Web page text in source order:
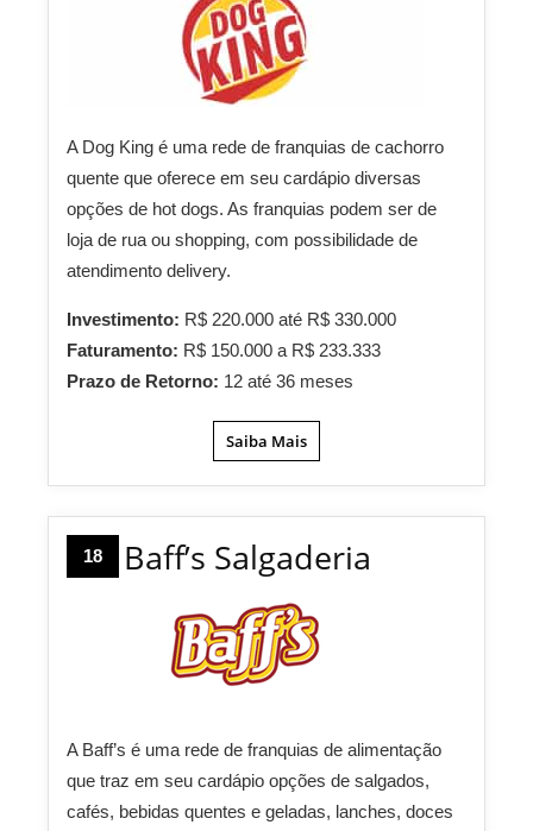
A Dog King é uma rede de franquias de cachorro
quente que oferece em seu cardápio diversas
opções de hot dogs. As franquias podem ser de
loja de rua ou shopping, com possibilidade de
atendimento delivery.
Investimento: R$ 220.000 até R$ 330.000
Faturamento: R$ 150.000 a R$ 233.333
Prazo de Retorno: 12 até 36 meses
Saiba Mais
18 Baff’s Salgaderia
A Baff’s é uma rede de franquias de alimentação
que traz em seu cardápio opções de salgados,
cafés, bebidas quentes e geladas, lanches, doces